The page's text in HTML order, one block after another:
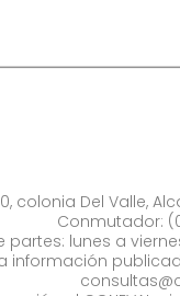
colonia Del Valle,
Conmutador:
lunes a
información